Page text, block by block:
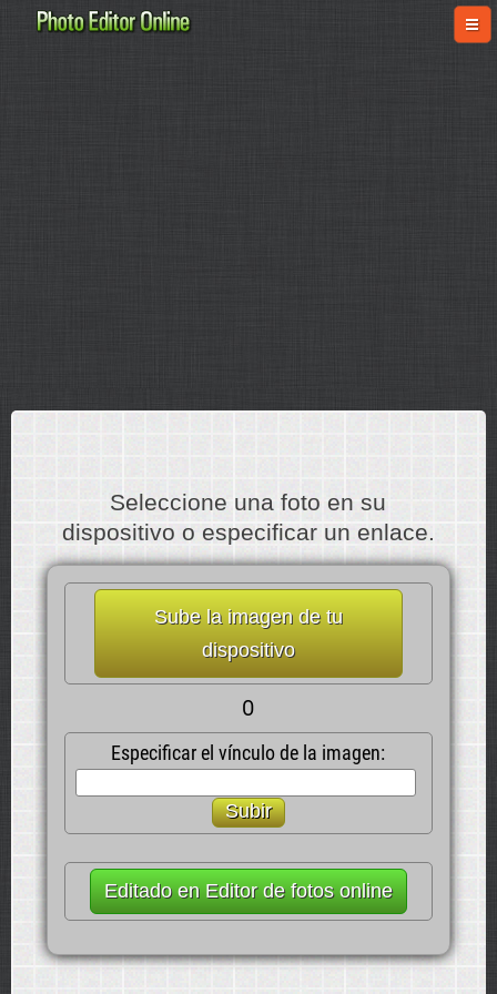
Seleccione una foto en su
dispositivo o especificar un enlace.
Sube la imagen de tu
dispositivo
O
Especificar el vínculo de la imagen:
Subir
Editado en Editor de fotos online